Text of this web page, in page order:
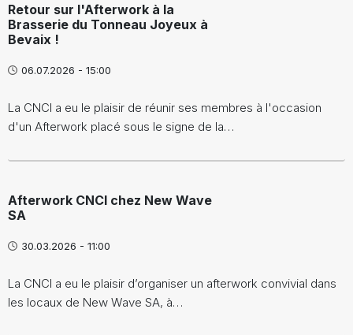
Retour sur l'Afterwork à la
Brasserie du Tonneau Joyeux à
Bevaix !
06.07.2026 - 15:00
La CNCI a eu le plaisir de réunir ses membres à l'occasion
d'un Afterwork placé sous le signe de la…
Afterwork CNCI chez New Wave
SA
30.03.2026 - 11:00
La CNCI a eu le plaisir d’organiser un afterwork convivial dans
les locaux de New Wave SA, à…